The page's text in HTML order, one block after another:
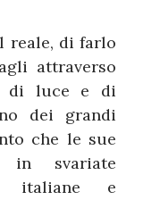
reale, di farlo
attraverso
di luce e di
dei grandi
che le sue
in svariate
italiane e